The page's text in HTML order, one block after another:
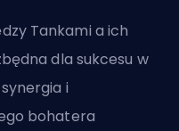
Tankami a ich
dla sukcesu w
i
bohatera